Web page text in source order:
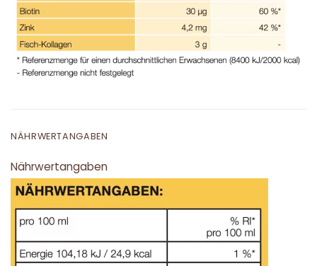
NÄHRWERTANGABEN
Nährwertangaben